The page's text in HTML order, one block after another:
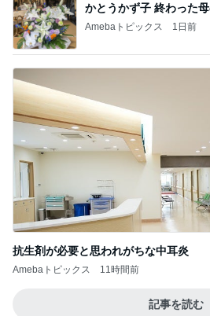
かとうかず子 終わった
Amebaトピックス 1日前
抗生剤が必要と思われがちな中耳炎
Amebaトピックス 11時間前
記事を読む